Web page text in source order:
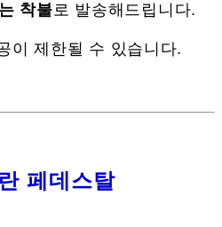
착불로 발송해드립니다.
이 제한될 수 있습니다.
페데스탈